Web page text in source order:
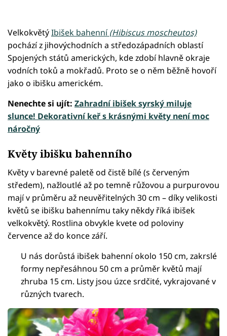
VelkokvětýIbišek bahenní (Hibiscus moscheutos)
pochází z jihovýchodních a středozápadních oblastí
Spojených států amerických, kde zdobí hlavně okraje
vodních toků a mokřadů. Proto se o něm běžně hovoří
jako o ibišku americkém.
Nenechte si ujít: Zahradní ibišek syrský miluje
slunce! Dekorativní keř s krásnými květy není moc
náročný
Květy ibišku bahenního
Květy v barevné paletě od čistě bílé (s červeným
středem), nažloutlé až po temně růžovou a purpurovou
mají v průměru až neuvěřitelných 30 cm – díky velikosti
květů se ibišku bahennímu taky někdy říká ibišek
velkokvětý. Rostlina obvykle kvete od poloviny
července až do konce září.
U nás dorůstá ibišek bahenní okolo 150 cm, zakrslé
formy nepřesáhnou 50 cm a průměr květů mají
zhruba 15 cm. Listy jsou úzce srdčité, vykrajované v
různých tvarech.